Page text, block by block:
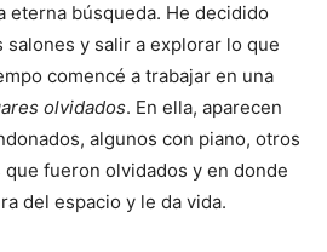
eterna búsqueda. He decidido
y salir a explorar lo que
comencé a trabajar en una
olvidados. En ella, aparecen
algunos con piano, otros
que fueron olvidados y en donde
del espacio y le da vida.